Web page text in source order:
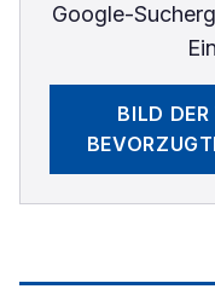
Google-
BILD